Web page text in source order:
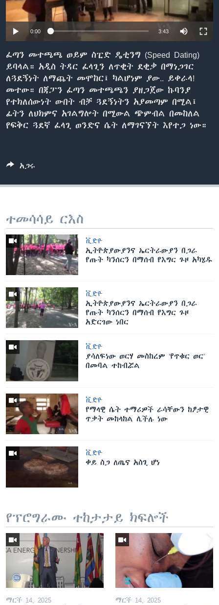
ቋንቋዎች
0:00 3:43
ፈጣን መተጫጫ ወይም ስፒድ ዴቲንግ (Speed Dating)
ይባላል። አዲስ ትዳር ፈላጊን ለጥቂት ደቂቃ በማነጋገር
ለጓደኝነት ለማጨት መሞከር፤ ካልሆነም ያው.. ይቀራላ!
መተው። በጃፓን ፈጣን መተጫጫን ያዘጋጀው ኩባንያ
የተክለሰውነት ውበት ብቻ ጓደኝነትን አያመጣም በሚል፤
ፊትን ለህክምና አገልግሎት በሚውል ጭምብል በመከለል
የፍቅር ጓደኛ ፈላጊ ወንድና ሴት ለማገናኘት እየተጋ ነው።
አጋሩ
ተመሳሳይ ርእስ
ቪድዮ
ኢትዮጵያውያንና ኤርትራውያን በጋራ
የጡት ካንሰርን በማሰብ የእግር ጉዞ አካሄዱ
ቪድዮ
ኢትዮጵያውያንና ኤርትራውያን በጋራ
የጡት ካንሰርን በማሰብ የእግር ጉዞ
አድርገው ነበር
ቪድዮ
ያሳለፍነው ወርሃ መስከረም ‘የጥቁር ወር’
በመባል ተከብሯል
ቪድዮ
የማላዊ ሴት ተማሪዎች ራሳቸውን ከፆታዊ
ጥቃት መከላከል ሊችሉ ነው
ቪድዮ
ቀይ ስጋ ለጤና አስጊ ሆነ
የፕሮግራሙ ተከታታይ ክፍሎች
ማርች 14, 2025 ማርች 14, 2025